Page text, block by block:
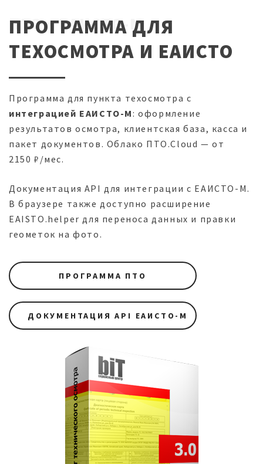
ПРОГРАММА ДЛЯ
ТЕХОСМОТРА И ЕАИСТО
ПТО · ЕАИСТО-М
Программа для пункта техосмотра с
интеграцией ЕАИСТО-М: оформление
результатов осмотра, клиентская база, касса и
пакет документов. Облако ПТО.Cloud — от
2150 ₽/мес.
Документация API для интеграции с ЕАИСТО-М.
В браузере также доступно расширение
EAISTO.helper для переноса данных и правки
геометок на фото.
ПРОГРАММА ПТО
ДОКУМЕНТАЦИЯ API ЕАИСТО-М